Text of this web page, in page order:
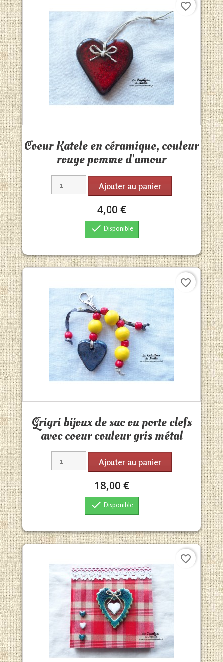
Coeur Katele en céramique, couleur
rouge pomme d'amour
Ajouter au panier
4,00 €
 Disponible
favorite_border
Grigri bijoux de sac ou porte clefs
avec coeur couleur gris métal
Ajouter au panier
18,00 €
 Disponible
favorite_border
favorite_border